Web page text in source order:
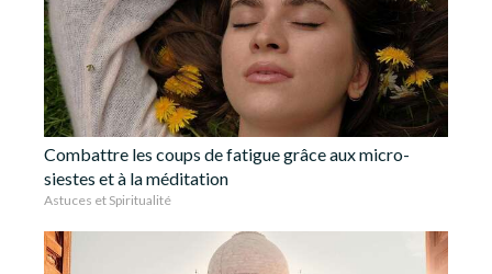
Combattre les coups de fatigue grâce aux micro-
siestes et à la méditation
Astuces et Spiritualité